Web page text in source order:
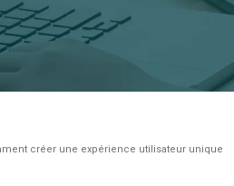
créer une expérience utilisateur unique